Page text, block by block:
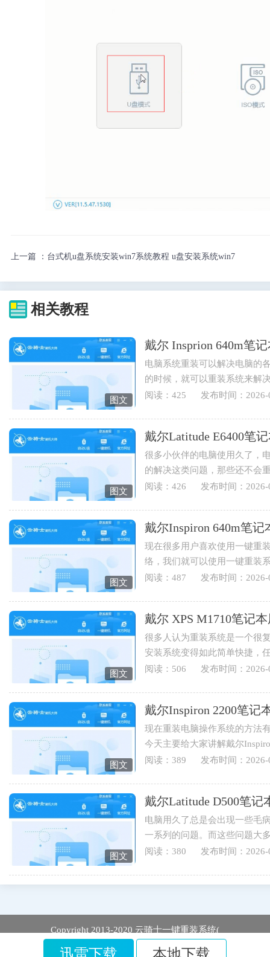
上一篇 ： 台式机u盘系统安装win7系统教程 u盘安装系统win7
相关教程
图文
戴尔 Insprion 640m笔
电脑系统重装可以解决电脑的
的时候，就可以重装系统来解
也可以重装电脑系统来实现...
阅读：425 发布时间：2026-
图文
戴尔Latitude E6400笔
很多小伙伴的电脑使用久了，
的解决这类问题，那些还不会
Latitude E6400笔记本用云骑士
阅读：426 发布时间：2026-
图文
戴尔Inspiron 640m笔
现在很多用户喜欢使用一键重
络，我们就可以使用一键重装
Inspiron 640m笔记本用云骑士
阅读：487 发布时间：2026-
图文
戴尔 XPS M1710笔记
很多人认为重装系统是一个很
安装系统变得如此简单快捷，
装系统，下面就为您讲解戴...
阅读：506 发布时间：2026-
图文
戴尔Inspiron 2200笔记
现在重装电脑操作系统的方法
今天主要给大家讲解戴尔
伴可以学起来哟。1.打开云骑
阅读：389 发布时间：2026-
图文
戴尔Latitude D500笔
电脑用久了总是会出现一些毛
一系列的问题。而这些问题大
于戴尔Latitude D500笔记本用...
阅读：380 发布时间：2026-
Copyright 2013-2020 云骑士一键重装系统(